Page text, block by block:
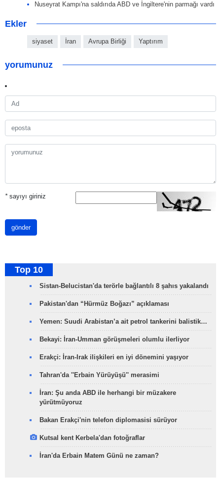
Nuseyrat Kampı'na saldırıda ABD ve İngiltere'nin parmağı vardı
Ekler
siyaset İran Avrupa Birliği Yaptırım
yorumunuz
*sayıyı giriniz
gönder
Top 10
Sistan-Belucistan'da terörle bağlantılı 8 şahıs yakalandı
Pakistan'dan “Hürmüz Boğazı” açıklaması
Yemen: Suudi Arabistan’a ait petrol tankerini balistik…
Bekayi: İran-Umman görüşmeleri olumlu ilerliyor
Erakçi: İran-Irak ilişkileri en iyi dönemini yaşıyor
Tahran'da ''Erbain Yürüyüşü'' merasimi
İran: Şu anda ABD ile herhangi bir müzakere
yürütmüyoruz
Bakan Erakçi'nin telefon diplomasisi sürüyor
Kutsal kent Kerbela'dan fotoğraflar
İran'da Erbain Matem Günü ne zaman?